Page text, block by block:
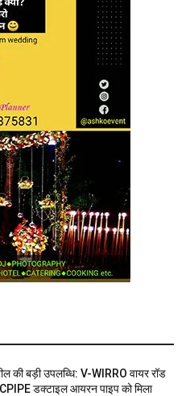
की बड़ी उपलब्धि: V-WIRRO वायर रॉड
डक्टाइल आयरन पाइप को मिला